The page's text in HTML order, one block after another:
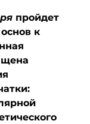
пройдет
к